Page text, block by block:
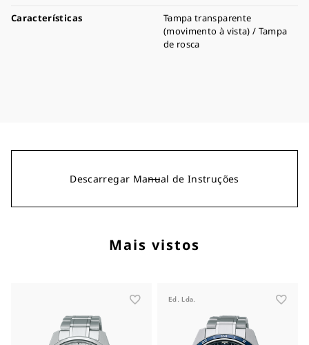
Características
Tampa transparente
(movimento à vista) / Tampa
de rosca
Descarregar Manual de Instruções
Mais vistos
Ed. Lda.